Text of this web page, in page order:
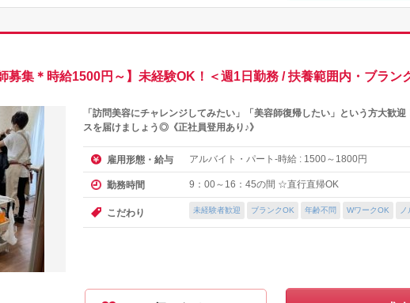
募集＊時給1500円～】未経験OK！＜週1日勤務 / 扶養範囲内・ブラン
「訪問美容にチャレンジしてみたい」「美容師復帰したい」という方大歓
スを届けましょう◎《正社員登用あり♪》
雇用形態・給与 アルバイト・パート-時給 : 1500～ 1800円
勤務時間 9：00～16：45の間 ☆直行直帰OK
こだわり 未経験者歓迎 ブランクOK 年齢不問 WワークOK ノ